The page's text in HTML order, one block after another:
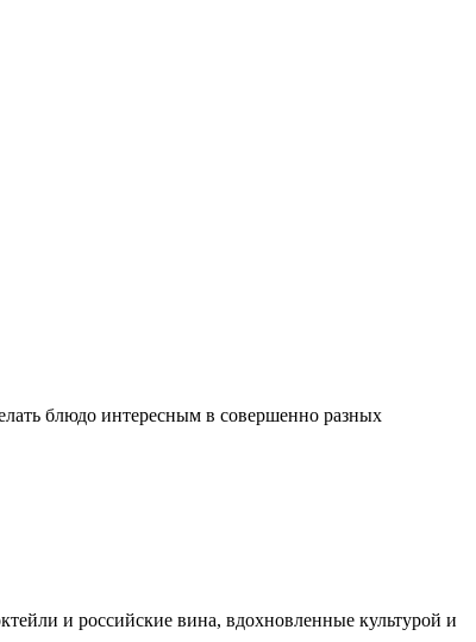
блюдо интересным в совершенно разных
и российские вина, вдохновленные культурой и